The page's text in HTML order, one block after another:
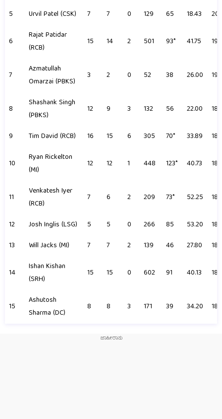
5 Urvil Patel (CSK) 7 7 0 129 65 18.43
6
Rajat Patidar
(RCB)
15 14 2 501 93* 41.75
7
Azmatullah
Omarzai (PBKS)
3 2 0 52 38 26.00
8
Shashank Singh
(PBKS)
12 9 3 132 56 22.00
9 Tim David (RCB) 16 15 6 305 70* 33.89
10
Ryan Rickelton
(MI)
12 12 1 448 123* 40.73
11
Venkatesh Iyer
(RCB)
7 6 2 209 73* 52.25
12 Josh Inglis (LSG) 5 5 0 266 85 53.20
13
Will Jacks (MI) 7 7 2 139 46 27.80
14
Ishan Kishan
(SRH)
15 15 0 602 91 40.13
15
Ashutosh
Sharma (DC)
8 8 3 171 39 34.20